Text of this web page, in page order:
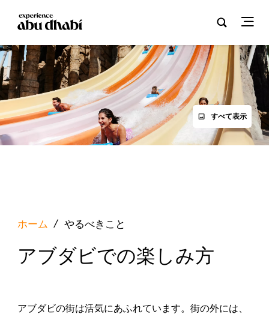
すべて表示
ホーム / やるべきこと
アブダビでの楽しみ方
アブダビの街は活気にあふれています。街の外には、